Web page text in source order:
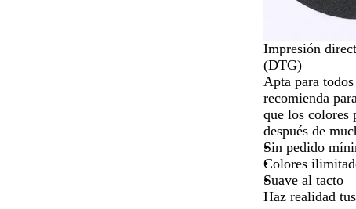
Impresión
(DTG)
Apta para
recomienda
que los colores
después de
Sin pedido
Colores
Suave al tacto
Haz realidad